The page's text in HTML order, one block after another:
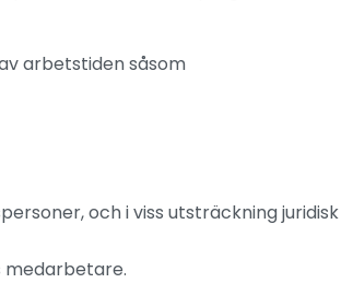
arbetstiden såsom
och i viss utsträckning juridisk
medarbetare.